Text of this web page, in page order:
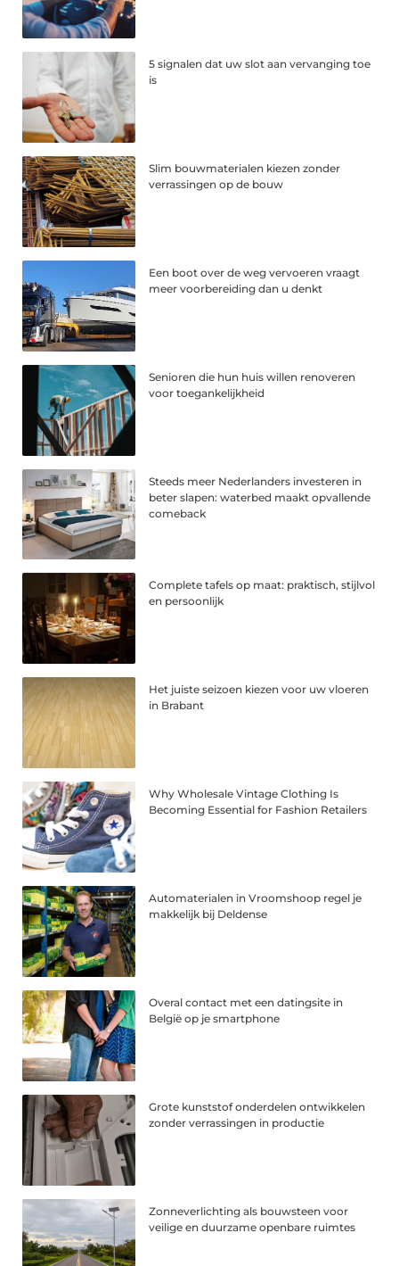
5 signalen dat uw slot aan vervanging toe
is
Slim bouwmaterialen kiezen zonder
verrassingen op de bouw
Een boot over de weg vervoeren vraagt
meer voorbereiding dan u denkt
Senioren die hun huis willen renoveren
voor toegankelijkheid
Steeds meer Nederlanders investeren in
beter slapen: waterbed maakt opvallende
comeback
Complete tafels op maat: praktisch, stijlvol
en persoonlijk
Het juiste seizoen kiezen voor uw vloeren
in Brabant
Why Wholesale Vintage Clothing Is
Becoming Essential for Fashion Retailers
Automaterialen in Vroomshoop regel je
makkelijk bij Deldense
Overal contact met een datingsite in
België op je smartphone
Grote kunststof onderdelen ontwikkelen
zonder verrassingen in productie
Zonneverlichting als bouwsteen voor
veilige en duurzame openbare ruimtes